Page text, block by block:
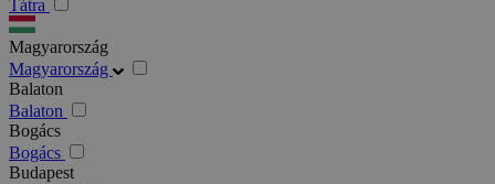
Tátra
Magyarország
Magyarország
Balaton
Balaton
Bogács
Bogács
Budapest